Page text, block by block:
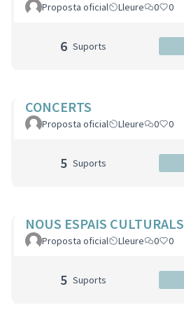
Proposta oficial Lleure 0 0
6 Suports
CONCERTS
Proposta oficial Lleure 0 0
5 Suports
NOUS ESPAIS CULTURALS
Proposta oficial Lleure 0 0
5 Suports